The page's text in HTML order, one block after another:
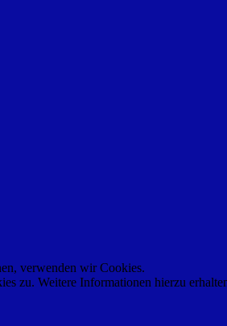
verwenden wir Cookies.
zu. Weitere Informationen hierzu